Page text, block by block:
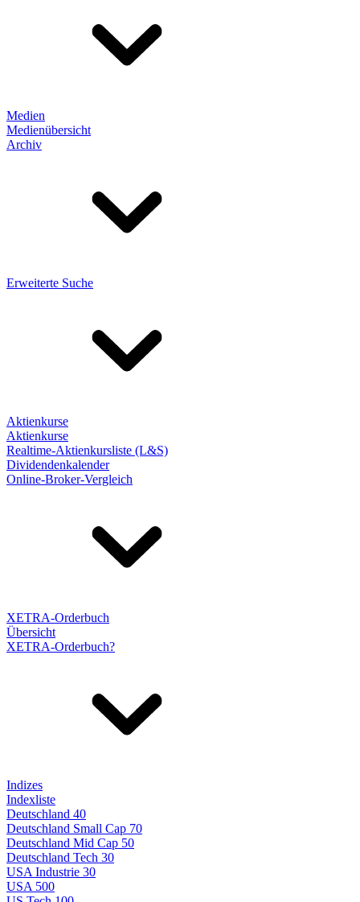
Medien
Medienübersicht
Archiv
Erweiterte Suche
Aktienkurse
Aktienkurse
Realtime-Aktienkursliste (L&S)
Dividendenkalender
Online-Broker-Vergleich
XETRA-Orderbuch
Übersicht
XETRA-Orderbuch?
Indizes
Indexliste
Deutschland 40
Deutschland Small Cap 70
Deutschland Mid Cap 50
Deutschland Tech 30
USA Industrie 30
USA 500